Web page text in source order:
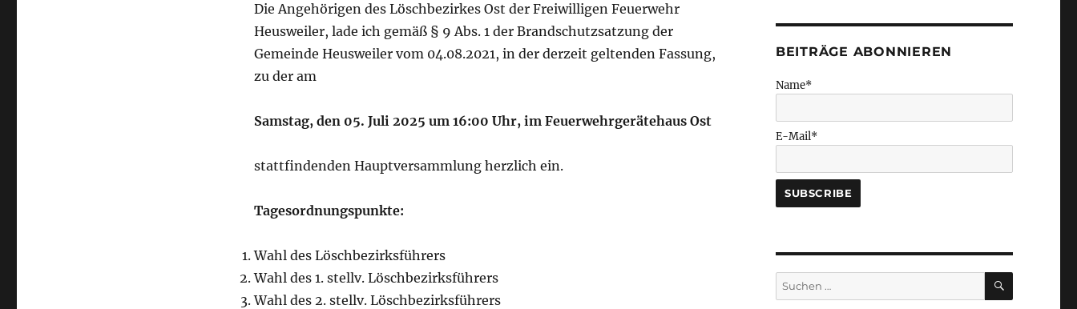
Die Angehörigen des Löschbezirkes Ost der Freiwilligen Feuerwehr
Heusweiler, lade ich gemäß § 9 Abs. 1 der Brandschutzsatzung der
Gemeinde Heusweiler vom 04.08.2021, in der derzeit geltenden Fassung,
zu der am
Samstag, den 05. Juli 2025 um 16:00 Uhr, im Feuerwehrgerätehaus Ost
stattfindenden Hauptversammlung herzlich ein.
Tagesordnungspunkte:
Wahl des Löschbezirksführers
Wahl des 1. stellv. Löschbezirksführers
Wahl des 2. stellv. Löschbezirksführers
BEITRÄGE ABONNIEREN
Name*
E-Mail*
Suchen
nach:
SUCHEN